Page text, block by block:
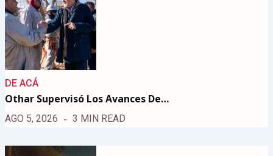
DE ACÁ
Othar Supervisó Los Avances De…
AGO 5, 2026 3 MIN READ